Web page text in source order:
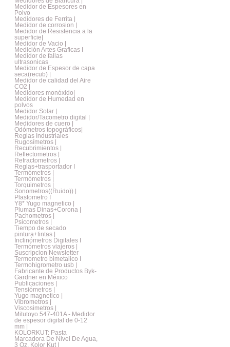
Medidor de Espesores en
Polvo
Medidores de Ferrita |
Medidor de corrosion |
Medidor de Resistencia a la
superficie|
Medidor de Vacio |
Medición Artes Graficas I
Medidor de fallas
ultrasonicas
Medidor de Espesor de capa
seca(recub) |
Medidor de calidad del Aire
CO2 |
Medidores monóxido|
Medidor de Humedad en
polvos
Medidor Solar |
Medidor/Tacometro digital |
Medidores de cuero |
Odómetros topográficos|
Reglas Industriales
Rugosímetros |
Recubrimientos |
Reflectometros |
Refractometros |
Reglas+trasportador I
Termómetros |
Termómetros |
Torquimetros |
Sonometros((Ruido)) |
Plastometro I
Y8* Yugo magnetico |
Plumas Dinas+Corona |
Pachometros |
Psicometros |
Tiempo de secado
pintura+tintas |
Inclinómetros Digitales I
Termómetros viajeros |
Suscripcion Newsletter
Termometro bimetalico I
Termohigrometro usb |
Fabricante de Productos Byk-
Gardner en México
Publicaciones |
Tensiómetros |
Yugo magnetico |
Vibrometros |
Viscosimetros |
Mitutoyo 547-401A - Medidor
de espesor digital de 0-12
mm |
KOLORKUT: Pasta
Marcadora De Nivel De Agua,
3 Oz, Kolor Kut |